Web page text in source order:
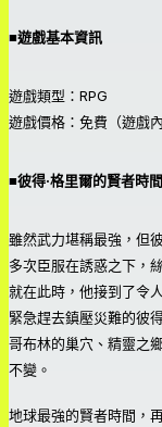
■遊戲基本資訊
遊戲類型：RPG
遊戲價格：免費（遊戲
■彼得·格里爾的賢者時
雖然武力堪稱最強，但
多次臣服在誘惑之下，
就在此時，他接到了令
緊急趕去鎮壓災難的彼
哥布林的巢穴、精靈之
不變。
地球最強的賢者時間，